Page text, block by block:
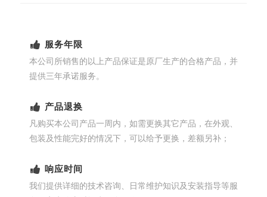
服务年限
本公司所销售的以上产品保证是原厂生产的合格产品，并
提供三年承诺服务。
产品退换
凡购买本公司产品一周内，如需更换其它产品，在外观、
包装及性能完好的情况下，可以给予更换，差额另补；
响应时间
我们提供详细的技术咨询、日常维护知识及安装指导等服